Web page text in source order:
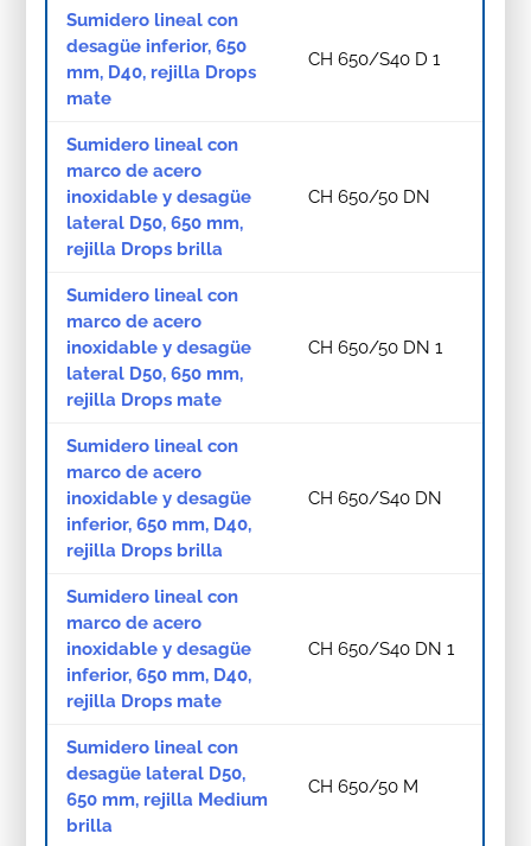
Sumidero lineal con
desagüe inferior, 650
mm, D40, rejilla Drops
mate
CH 650/S40 D 1
Sumidero lineal con
marco de acero
inoxidable y desagüe
lateral D50, 650 mm,
rejilla Drops brilla
CH 650/50 DN
Sumidero lineal con
marco de acero
inoxidable y desagüe
lateral D50, 650 mm,
rejilla Drops mate
CH 650/50 DN 1
Sumidero lineal con
marco de acero
inoxidable y desagüe
inferior, 650 mm, D40,
rejilla Drops brilla
CH 650/S40 DN
Sumidero lineal con
marco de acero
inoxidable y desagüe
inferior, 650 mm, D40,
rejilla Drops mate
CH 650/S40 DN 1
Sumidero lineal con
desagüe lateral D50,
650 mm, rejilla Medium
brilla
CH 650/50 M